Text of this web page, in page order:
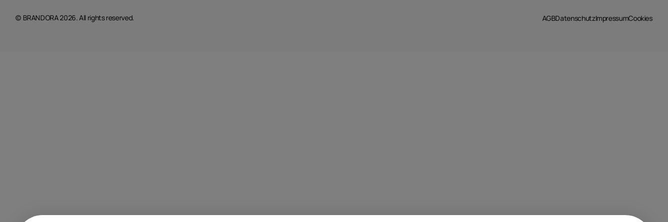
© BRANDORA 2026. All rights reserved. AGBDatenschutzImpressumCookies